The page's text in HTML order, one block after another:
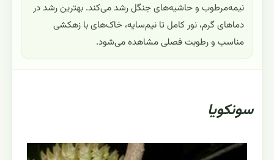
نیمه‌مرطوب و حاشیه‌های جنگل رشد می‌کند. بهترین رشد در
دماهای گرم، نور کامل تا نیم‌سایه، خاک‌های با زهکشی
مناسب و رطوبت فصلی مشاهده می‌شود.
سونکویا